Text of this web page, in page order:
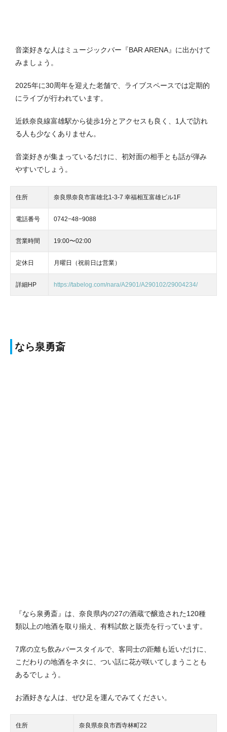
音楽好きな人はミュージックバー『BAR ARENA』に出かけて
みましょう。
2025年に30周年を迎えた老舗で、ライブスペースでは定期的
にライブが行われています。
近鉄奈良線富雄駅から徒歩1分とアクセスも良く、1人で訪れ
る人も少なくありません。
音楽好きが集まっているだけに、初対面の相手とも話が弾み
やすいでしょう。
住所 奈良県奈良市富雄北1-3-7 幸福相互富雄ビル1F
電話番号 0742−48−9088
営業時間 19:00〜02:00
定休日 月曜日（祝前日は営業）
詳細HP https://tabelog.com/nara/A2901/A290102/29004234/
なら泉勇斎
『なら泉勇斎』は、奈良県内の27の酒蔵で醸造された120種
類以上の地酒を取り揃え、有料試飲と販売を行っています。
7席の立ち飲みバースタイルで、客同士の距離も近いだけに、
こだわりの地酒をネタに、つい話に花が咲いてしまうことも
あるでしょう。
お酒好きな人は、ぜひ足を運んでみてください。
住所 奈良県奈良市西寺林町22